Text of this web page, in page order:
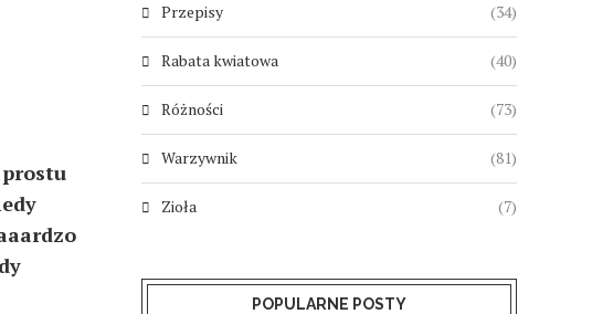
Przepisy (34)
Rabata kwiatowa (40)
Różności (73)
Warzywnik (81)
Zioła (7)
POPULARNE POSTY